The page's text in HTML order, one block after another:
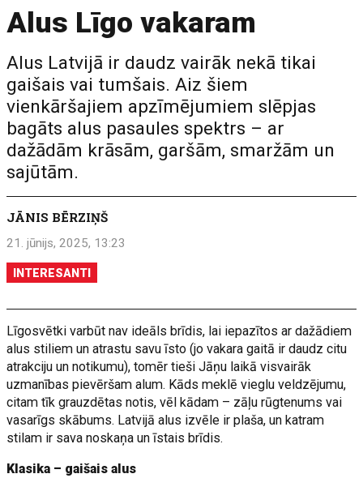
Alus Līgo vakaram
Alus Latvijā ir daudz vairāk nekā tikai
gaišais vai tumšais. Aiz šiem
vienkāršajiem apzīmējumiem slēpjas
bagāts alus pasaules spektrs – ar
dažādām krāsām, garšām, smaržām un
sajūtām.
JĀNIS BĒRZIŅŠ
21. jūnijs, 2025, 13:23
INTERESANTI
Līgosvētki varbūt nav ideāls brīdis, lai iepazītos ar dažādiem
alus stiliem un atrastu savu īsto (jo vakara gaitā ir daudz citu
atrakciju un notikumu), tomēr tieši Jāņu laikā visvairāk
uzmanības pievēršam alum. Kāds meklē vieglu veldzējumu,
citam tīk grauzdētas notis, vēl kādam – zāļu rūgtenums vai
vasarīgs skābums. Latvijā alus izvēle ir plaša, un katram
stilam ir sava noskaņa un īstais brīdis.
Klasika – gaišais alus